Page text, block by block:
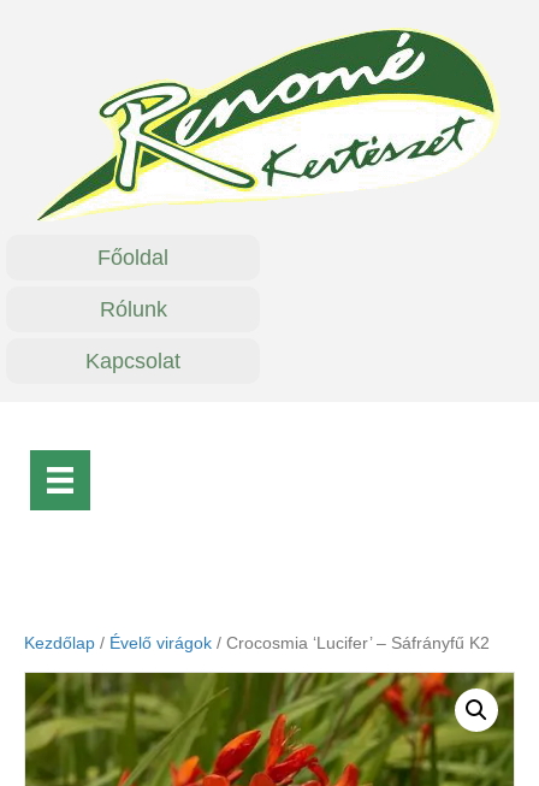
Főoldal
Rólunk
Kapcsolat
Kezdőlap / Évelő virágok / Crocosmia ‘Lucifer’ – Sáfrányfű K2